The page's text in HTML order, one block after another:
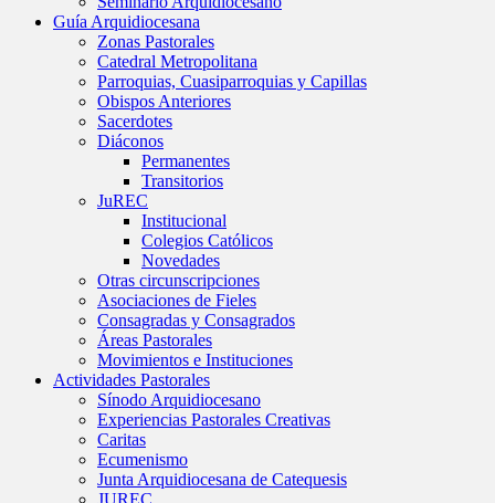
Guía Arquidiocesana
Zonas Pastorales
Catedral Metropolitana
Parroquias, Cuasiparroquias y Capillas
Obispos Anteriores
Sacerdotes
Diáconos
Permanentes
Transitorios
JuREC
Institucional
Colegios Católicos
Novedades
Otras circunscripciones
Asociaciones de Fieles
Consagradas y Consagrados
Áreas Pastorales
Movimientos e Instituciones
Actividades Pastorales
Sínodo Arquidiocesano
Experiencias Pastorales Creativas
Caritas
Ecumenismo
Junta Arquidiocesana de Catequesis
JUREC